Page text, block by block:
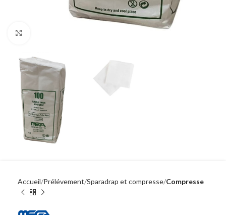
Accueil Prélévement Sparadrap et compresse Compresse